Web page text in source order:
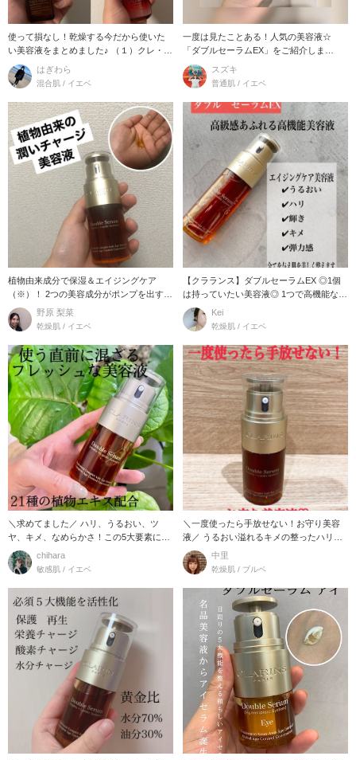
使って損なし！乾燥する今だから使いた
い美容液をまとめました♪ （１）クレ・
ド・ポーボ
はぎわら
混合肌 / イエベ
一度は見たことある！人気の美容液☆
「ダブルセーラムEX」をご紹介しま
す！！ こち
スズキ
普通肌 / イエベ
植物由来成分で保湿＆エイジングケア
（※）！ 2つの美容成分がポンプを出すと
混ざり合い
野原 梨菜
乾燥肌 / イエベ
【クラランス】ダブルセーラムEX ◎1個
は持っていたい美容液◎ 1つで高機能な美
容液
Kei
乾燥肌 / イエベ
＼求めてました／ ハリ、うるおい、ツ
ヤ、キメ、なめらかさ！この5大要素に着
chihara
敏感肌 / イエベ
＼一度使ったら手放せない！お守り美容
液／ うるおい溢れるキメの整ったハリツ
ヤ肌に！
中里
乾燥肌 / ブルベ